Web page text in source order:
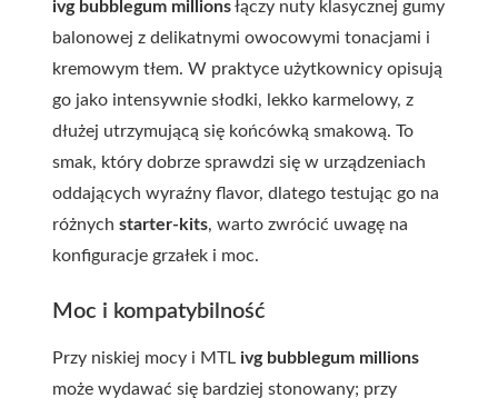
ivg bubblegum millionsłączy nuty klasycznej gumy
balonowej z delikatnymi owocowymi tonacjami i
kremowym tłem. W praktyce użytkownicy opisują
go jako intensywnie słodki, lekko karmelowy, z
dłużej utrzymującą się końcówką smakową. To
smak, który dobrze sprawdzi się w urządzeniach
oddających wyraźny flavor, dlatego testując go na
różnych starter-kits, warto zwrócić uwagę na
konfiguracje grzałek i moc.
Moc i kompatybilność
Przy niskiej mocy i MTL ivg bubblegum millions
może wydawać się bardziej stonowany; przy